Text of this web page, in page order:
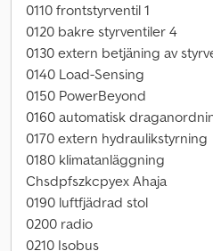
0110 frontstyrventil 1
0120 bakre styrventiler 4
0130 extern betjäning av
0140 Load-Sensing
0150 PowerBeyond
0160 automatisk
0170 extern hydraulikstyrning
0180 klimatanläggning
Chsdpfszkcpyex Ahaja
0190 luftfjädrad stol
0200 radio
0210 Isobus